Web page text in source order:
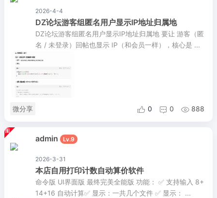
2026-4-4
DZ论坛游客组匿名用户显示IP地址归属地
DZ论坛游客组匿名用户显示IP地址归属地 要让 游客（匿
名 / 未登录）回帖也显示 IP（和会员一样），核心是 ...
微分享  0  0  888
admin Lv.9
2026-3-31
本店自用打印计数自动算价软件
命令版 UI界面版 最终完美全能版 功能： ✅ 支持输入 8+
14+16 自动计算✅ 显示：一共几个文件 ✅ 显示： ...